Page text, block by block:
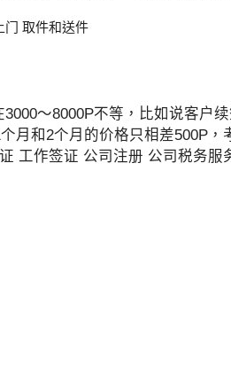
门 取件和送件
～8000P不等，比如说客户
月和2个月的价格只相差500P
工作签证 公司注册 公司税务